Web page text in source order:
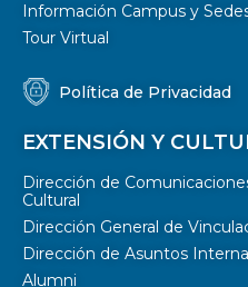
Información Campus y
Tour Virtual
Política de Privacidad
EXTENSIÓN Y
Dirección de
Cultural
Dirección General de
Dirección de Asuntos
Alumni